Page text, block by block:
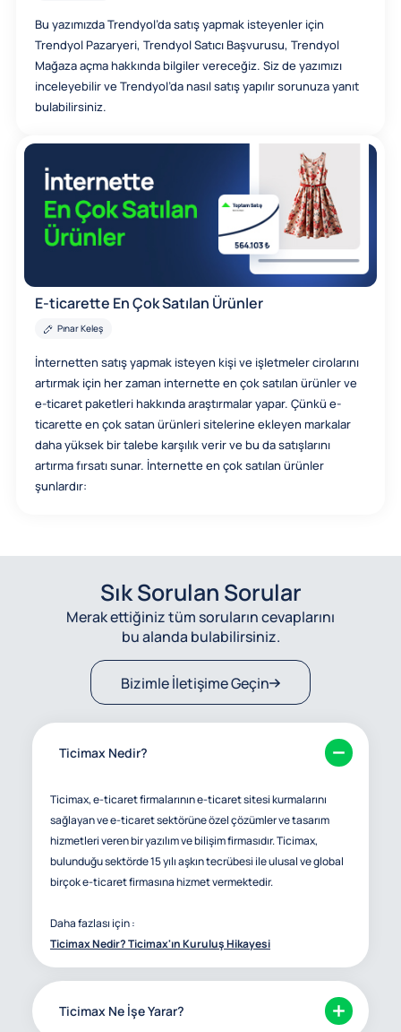
Bu yazımızda Trendyol’da satış yapmak isteyenler için
Trendyol Pazaryeri, Trendyol Satıcı Başvurusu, Trendyol
Mağaza açma hakkında bilgiler vereceğiz. Siz de yazımızı
inceleyebilir ve Trendyol’da nasıl satış yapılır sorunuza yanıt
bulabilirsiniz.
E-ticarette En Çok Satılan Ürünler
Pınar Keleş
İnternetten satış yapmak isteyen kişi ve işletmeler cirolarını
artırmak için her zaman internette en çok satılan ürünler ve
e-ticaret paketleri hakkında araştırmalar yapar. Çünkü e-
ticarette en çok satan ürünleri sitelerine ekleyen markalar
daha yüksek bir talebe karşılık verir ve bu da satışlarını
artırma fırsatı sunar. İnternette en çok satılan ürünler
şunlardır:
Sık Sorulan Sorular
Merak ettiğiniz tüm soruların cevaplarını
bu alanda bulabilirsiniz.
Bizimle İletişime Geçin
Ticimax Nedir?
Ticimax, e-ticaret firmalarının e-ticaret sitesi kurmalarını
sağlayan ve e-ticaret sektörüne özel çözümler ve tasarım
hizmetleri veren bir yazılım ve bilişim firmasıdır. Ticimax,
bulunduğu sektörde 15 yılı aşkın tecrübesi ile ulusal ve global
birçok e-ticaret firmasına hizmet vermektedir.
Daha fazlası için :
Ticimax Nedir? Ticimax'ın Kuruluş Hikayesi
Ticimax Ne İşe Yarar?